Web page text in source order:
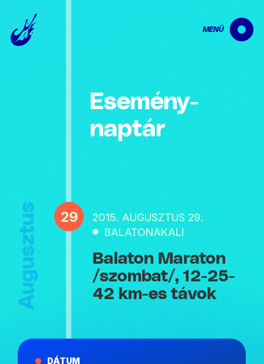
MENÜ
Esemény­
naptár
Augusztus 29
2015. AUGUSZTUS 29.
BALATONAKALI
Balaton Maraton
/szombat/, 12-25-
42 km-es távok
DÁTUM